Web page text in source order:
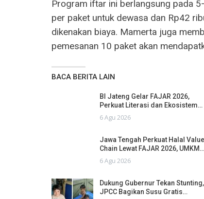
Program iftar ini berlangsung pada
per paket untuk dewasa dan Rp42
dikenakan biaya. Mamerta juga
pemesanan 10 paket akan
BACA BERITA LAIN
BI Jateng Gelar FAJAR 2026,
Perkuat Literasi dan Ekosistem…
6 Agu 2026
Jawa Tengah Perkuat Halal Value
Chain Lewat FAJAR 2026, UMKM…
6 Agu 2026
Dukung Gubernur Tekan Stunting,
JPCC Bagikan Susu Gratis…